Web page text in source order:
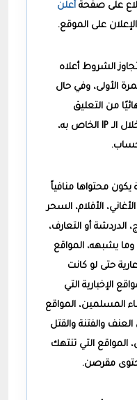
على صفحة أعلن
على الموقع.
الشروط أعلاه
الأولى، وفي حال
من التعليق
والمشاركة بالمدونة من خلال الـ IP الخاص به،
محتواها منافياً
الأفلام، السحر
الدردشة أو التعارف،
يشبهه، المواقع
حتى لو كانت
الإخبارية التي
المسلمين، المواقع
والفتنة والقتل
المواقع التي تنتهك
مقرصن.